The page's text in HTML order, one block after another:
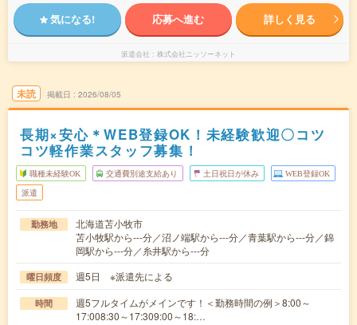
気になる! 応募へ進む 詳しく見る
派遣会社 株式会社ニッソーネット
未読 掲載日 2026/08/05
長期×安心＊WEB登録OK！未経験歓迎〇コツ
コツ軽作業スタッフ募集！
職種未経験OK 交通費別途支給あり 土日祝日が休み WEB登録OK
派遣
勤務地
北海道苫小牧市
苫小牧駅から---分／沼ノ端駅から---分／青葉駅から---分／錦
岡駅から---分／糸井駅から---分
曜日頻度 週5日 ※派遣先による
時間
週5フルタイムがメインです！＜勤務時間の例＞8:00～
17:008:30～17:309:00～18:…